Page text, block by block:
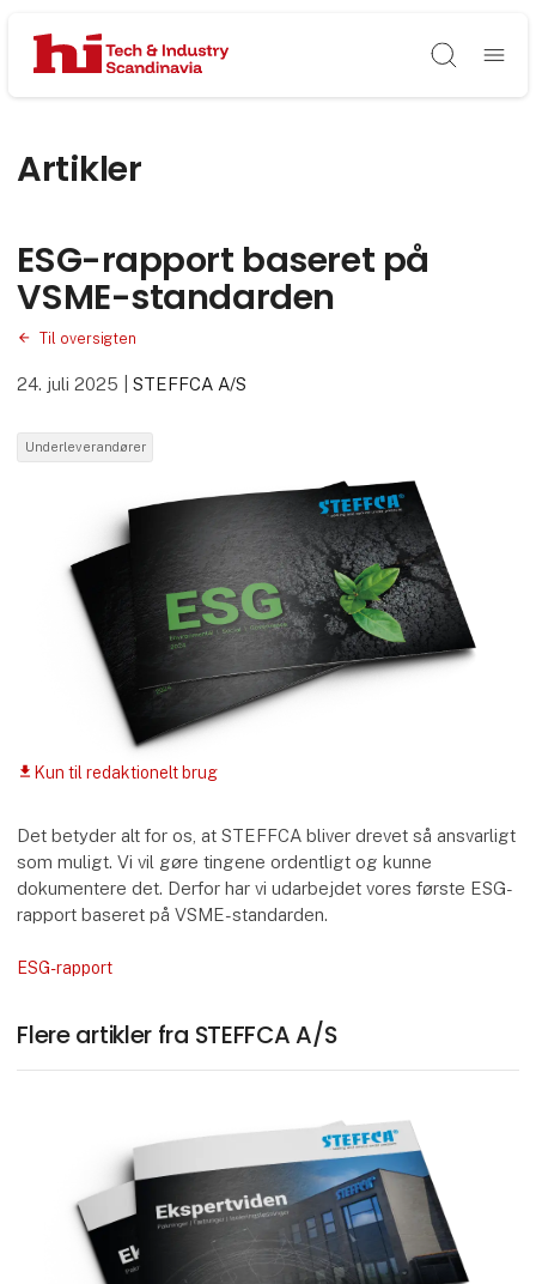
Søg
Artikler
ESG-rapport baseret på
VSME-standarden
Til oversigten
24. juli 2025 |STEFFCA A/S
Underleverandører
download Kun til redaktionelt brug
Det betyder alt for os, at STEFFCA bliver drevet så ansvarligt
som muligt. Vi vil gøre tingene ordentligt og kunne
dokumentere det. Derfor har vi udarbejdet vores første ESG-
rapport baseret på VSME-standarden.
ESG-rapport
Flere artikler fra STEFFCA A/S